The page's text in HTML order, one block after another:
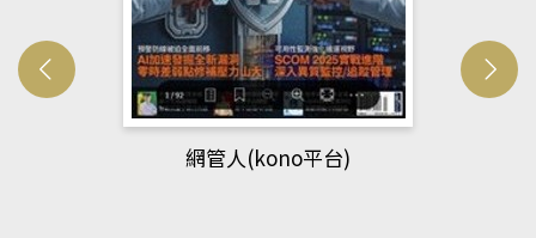
網管人(kono平台)